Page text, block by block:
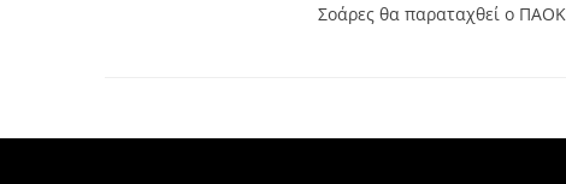
Σοάρες θα παραταχθεί ο ΠΑΟΚ